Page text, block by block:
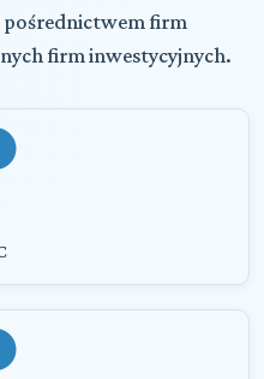
firm
firm inwestycyjnych.